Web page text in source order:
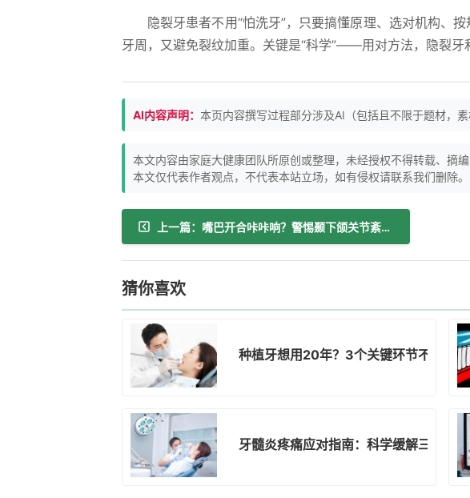
隐裂牙患者不用“怕洗牙”，只要搞懂原理、选对机构、
牙周，又避免裂纹加重。关键是“科学”——用对方法，隐裂牙
AI内容声明： 本页内容撰写过程部分涉及AI（包括且不限于题材，
本文内容由家庭大健康团队所原创或整理，未经授权不得转载、摘
本文仅代表作者观点，不代表本站立场，如有侵权请联系我们删除。
上一篇：嘴巴开合咔咔响？警惕颞下颌关节紊乱病
猜你喜欢
种植牙想用20年？3个关键环节不能少！
牙髓炎疼痛应对指南：科学缓解三步骤